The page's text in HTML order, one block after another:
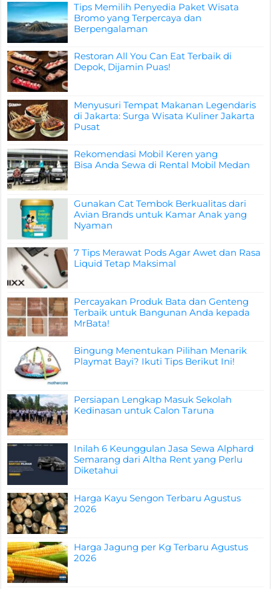
Tips Memilih Penyedia Paket Wisata
Bromo yang Terpercaya dan
Berpengalaman
Restoran All You Can Eat Terbaik di
Depok, Dijamin Puas!
Menyusuri Tempat Makanan Legendaris
di Jakarta: Surga Wisata Kuliner Jakarta
Pusat
Rekomendasi Mobil Keren yang
Bisa Anda Sewa di Rental Mobil Medan
Gunakan Cat Tembok Berkualitas dari
Avian Brands untuk Kamar Anak yang
Nyaman
7 Tips Merawat Pods Agar Awet dan Rasa
Liquid Tetap Maksimal
Percayakan Produk Bata dan Genteng
Terbaik untuk Bangunan Anda kepada
MrBata!
Bingung Menentukan Pilihan Menarik
Playmat Bayi? Ikuti Tips Berikut Ini!
Persiapan Lengkap Masuk Sekolah
Kedinasan untuk Calon Taruna
Inilah 6 Keunggulan Jasa Sewa Alphard
Semarang dari Altha Rent yang Perlu
Diketahui
Harga Kayu Sengon Terbaru Agustus
2026
Harga Jagung per Kg Terbaru Agustus
2026